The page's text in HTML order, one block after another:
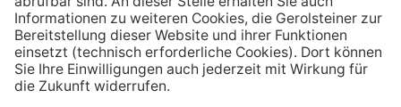
Tipp #4: Peppe dein Wasser auf
Wenn dir der Geschmack von purem Mineralwasser
nicht reichen sollte, dann kannst du deine Getränke mit
einfachen Mitteln verfeinern. Mische dir einfach